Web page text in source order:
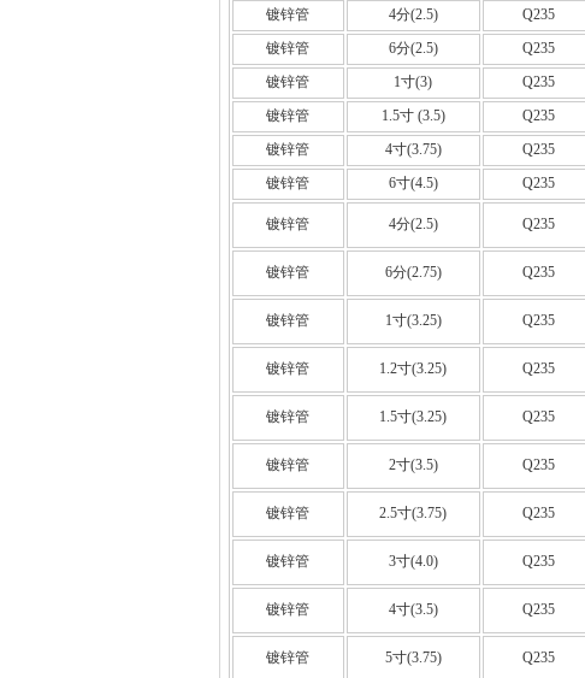
镀锌管
4分(2.5) Q235
镀锌管
6分(2.5) Q235
镀锌管
1寸(3) Q235
镀锌管
1.5寸 (3.5) Q235
镀锌管
4寸(3.75) Q235
镀锌管
6寸(4.5) Q235
镀锌管 4分(2.5) Q235
镀锌管 6分(2.75) Q235
镀锌管 1寸(3.25) Q235
镀锌管 1.2寸(3.25) Q235
镀锌管 1.5寸(3.25) Q235
镀锌管 2寸(3.5) Q235
镀锌管 2.5寸(3.75) Q235
镀锌管 3寸(4.0) Q235
镀锌管 4寸(3.5) Q235
镀锌管 5寸(3.75) Q235